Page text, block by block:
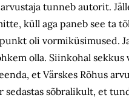
tunneb autorit.
küll aga paneb see ta
oli vormiküsimused.
olla. Siinkohal sekkus
et Värskes Rõhus
sõbralikult, et